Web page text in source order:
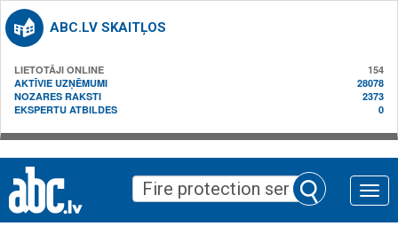
ABC.LV SKAITĻOS
LIETOTĀJI ONLINE
154
AKTĪVIE UZŅĒMUMI
28078
NOZARES RAKSTI
2373
EKSPERTU ATBILDES
0
Toggle